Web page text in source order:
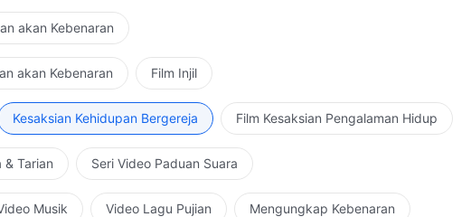
akan Kebenaran
akan Kebenaran Film Injil
Kesaksian Kehidupan Bergereja Film Kesaksian Pengalaman Hidup
& Tarian Seri Video Paduan Suara
Musik Video Lagu Pujian Mengungkap Kebenaran